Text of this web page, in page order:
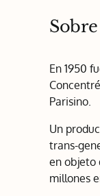
En 1950
Parisino.
Un
trans-
en objeto
millones